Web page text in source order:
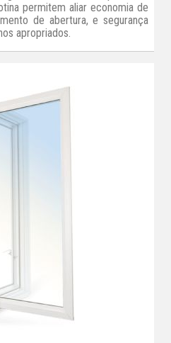
permitem aliar economia de
de abertura, e segurança
apropriados.